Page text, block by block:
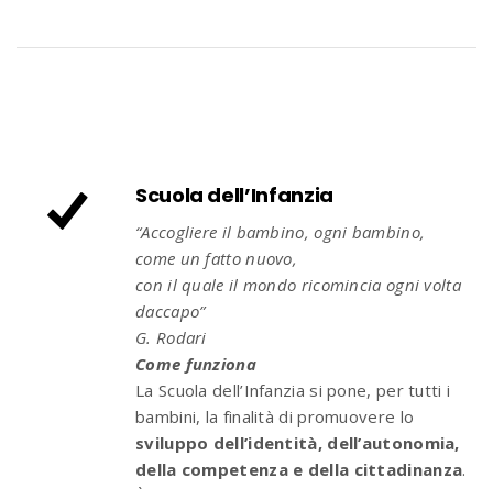
Scuola dell’Infanzia
“Accogliere il bambino, ogni bambino,
come un fatto nuovo,
con il quale il mondo ricomincia ogni volta
daccapo”
G. Rodari
Come funziona
La Scuola dell’Infanzia si pone, per tutti i
bambini, la finalità di promuovere lo
sviluppo dell’identità, dell’autonomia,
della competenza e della cittadinanza.